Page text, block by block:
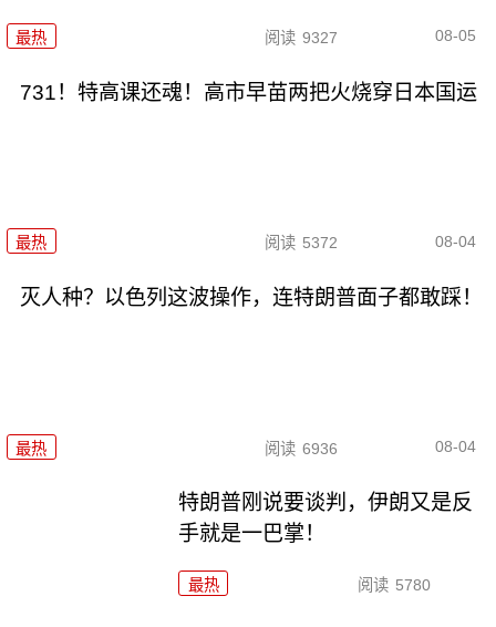
最热 阅读 9327 08-05
731！特高课还魂！高市早苗两把火烧穿日本国运
最热 阅读 5372 08-04
灭人种？以色列这波操作，连特朗普面子都敢踩！
最热 阅读 6936 08-04
特朗普刚说要谈判，伊朗又是反
手就是一巴掌！
最热 阅读 5780